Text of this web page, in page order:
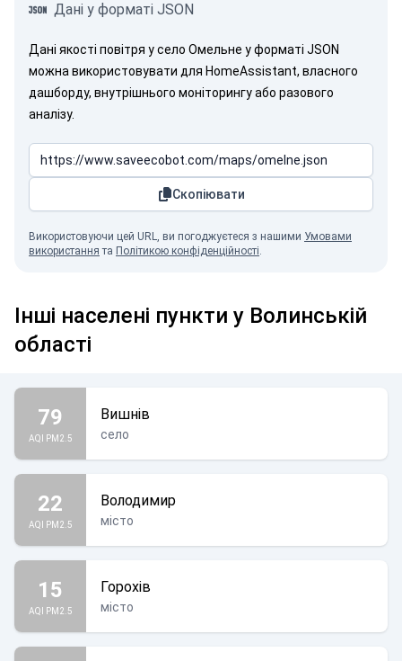
Дані у форматі JSON
Дані якості повітря у село Омельне у форматі JSON
можна використовувати для HomeAssistant, власного
дашборду, внутрішнього моніторингу або разового
аналізу.
Скопіювати
Використовуючи цей URL, ви погоджуєтеся з нашими Умовами
використання та Політикою конфіденційності.
Інші населені пункти у Волинській
області
79
AQI PM2.5
Вишнів
село
22
AQI PM2.5
Володимир
місто
15
AQI PM2.5
Горохів
місто